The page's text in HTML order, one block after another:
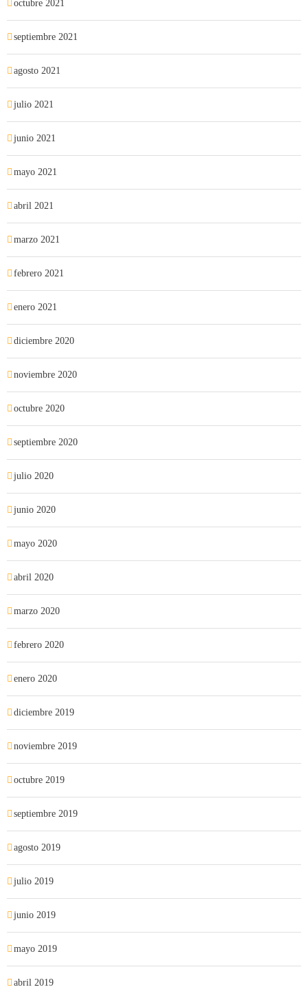
octubre 2021
septiembre 2021
agosto 2021
julio 2021
junio 2021
mayo 2021
abril 2021
marzo 2021
febrero 2021
enero 2021
diciembre 2020
noviembre 2020
octubre 2020
septiembre 2020
julio 2020
junio 2020
mayo 2020
abril 2020
marzo 2020
febrero 2020
enero 2020
diciembre 2019
noviembre 2019
octubre 2019
septiembre 2019
agosto 2019
julio 2019
junio 2019
mayo 2019
abril 2019